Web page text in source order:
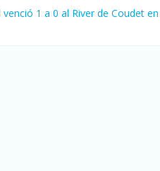
venció 1 a 0 al River de Coudet
de invierno con más
caída de la venta de autos